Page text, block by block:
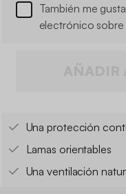
También me
electrónico sobre
Una protección
Lamas orientables
Una ventilación